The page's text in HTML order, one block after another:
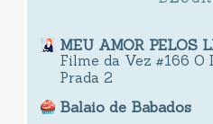
MEU AMOR PELOS
Filme da Vez #166 O
Prada 2
Balaio de Babados